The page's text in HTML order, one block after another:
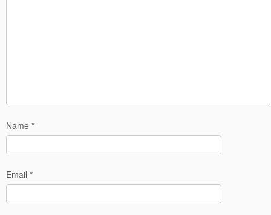
Name *
Email *